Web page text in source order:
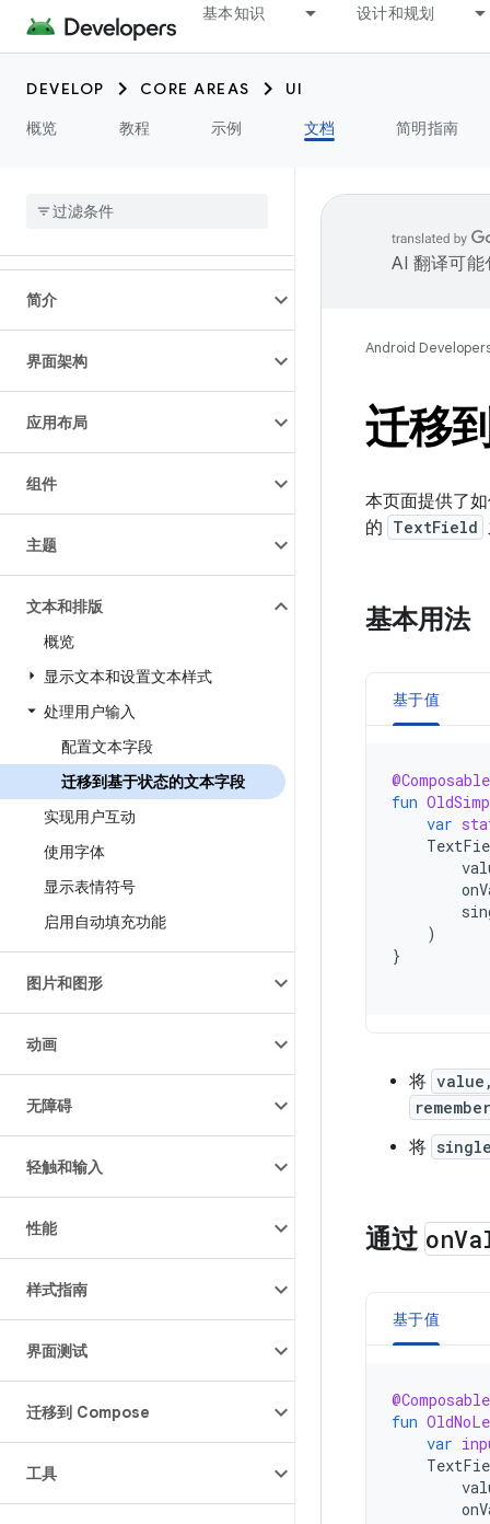
基本知识 设计和规划
DEVELOP CORE AREAS
UI
概览
教程 示例 文档 简明指南
简介
界面架构
应用布局
组件
主题
文本和排版
概览
显示文本和设置文本样式
处理用户输入
配置文本字段
迁移到基于状态的文本字段
实现用户互动
使用字体
显示表情符号
启用自动填充功能
图片和图形
动画
无障碍
轻触和输入
性能
样式指南
界面测试
迁移到 Compose
工具
AI 翻译可能
Android
迁移
本页面提供了
的 TextField
基本用法
基于值
@Composable
fun
var
)
}
将
将
通过 on
基于值
@Composable
fun
var